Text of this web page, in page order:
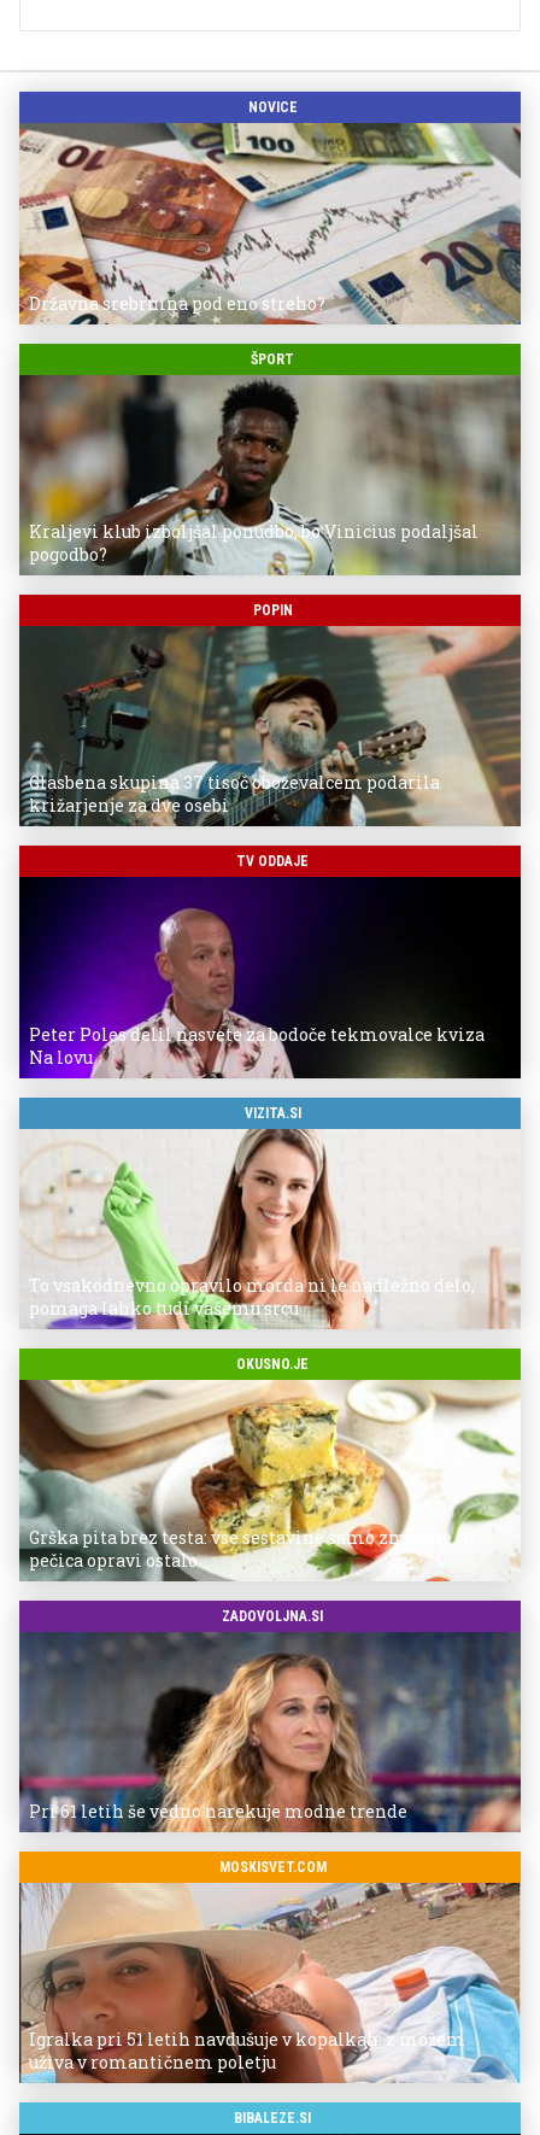
NOVICE
Državna srebrnina pod eno streho?
ŠPORT
Kraljevi klub izboljšal ponudbo, bo Vinicius podaljšal
pogodbo?
POPIN
Glasbena skupina 37 tisoč oboževalcem podarila
križarjenje za dve osebi
TV ODDAJE
Peter Poles delil nasvete za bodoče tekmovalce kviza
Na lovu
VIZITA.SI
To vsakodnevno opravilo morda ni le nadležno delo,
pomaga lahko tudi vašemu srcu
OKUSNO.JE
Grška pita brez testa: vse sestavine samo zmešate in
pečica opravi ostalo
ZADOVOLJNA.SI
Pri 61 letih še vedno narekuje modne trende
MOSKISVET.COM
Igralka pri 51 letih navdušuje v kopalkah: z možem
uživa v romantičnem poletju
BIBALEZE.SI